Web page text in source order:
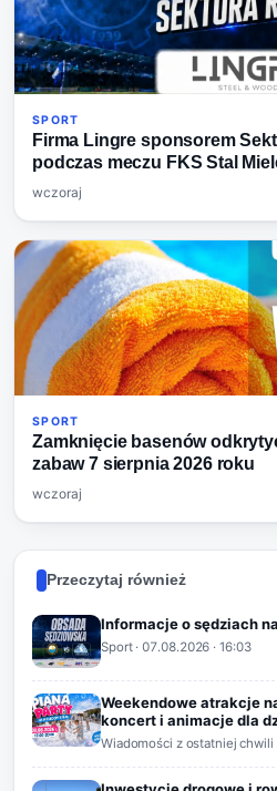
SPORT
Firma Lingre sponsorem
podczas meczu FKS Stal
wczoraj
SPORT
Zamknięcie basenów
zabaw 7 sierpnia 2026 roku
wczoraj
Przeczytaj również
Informacje o sędziach
Sport·07.08.2026 · 16:03
Weekendowe atrakcje
koncert i animacje dla
Wiadomości z ostatniej chwili